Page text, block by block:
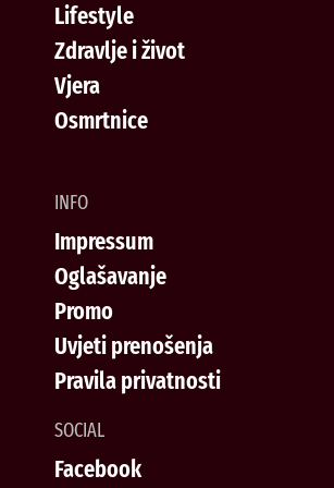
Lifestyle
Zdravlje i život
Vjera
Osmrtnice
INFO
Impressum
Oglašavanje
Promo
Uvjeti prenošenja
Pravila privatnosti
SOCIAL
Facebook